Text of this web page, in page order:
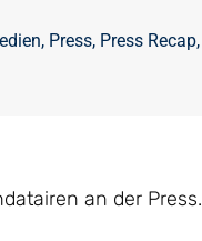
, Press, Press Recap,
an der Press.